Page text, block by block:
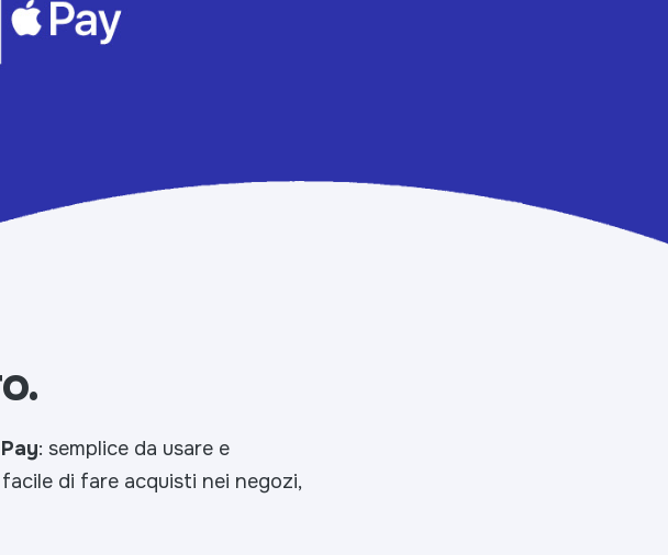
: semplice da usare e
di fare acquisti nei negozi,